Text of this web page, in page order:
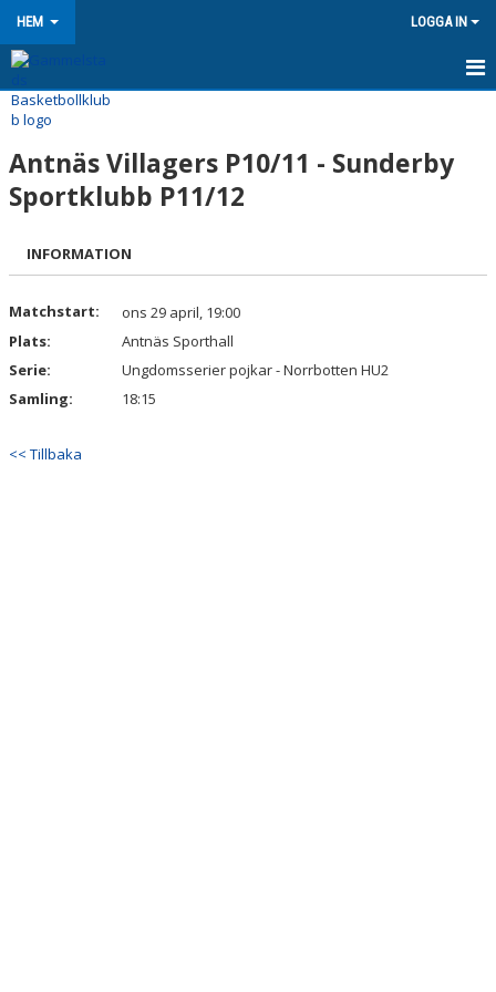
HEM LOGGA IN
HEM
NYHETER
KONTAKT
OM KLUBBEN
KALENDER
DOKUMENT
VÅRA LAG/TRÄNARE
Antnäs Villagers P10/11 - Sunderby
Sportklubb P11/12
INFORMATION
Matchstart:
ons 29 april, 19:00
Plats:
Antnäs Sporthall
Serie:
Ungdomsserier pojkar - Norrbotten HU2
Samling:
18:15
<< Tillbaka